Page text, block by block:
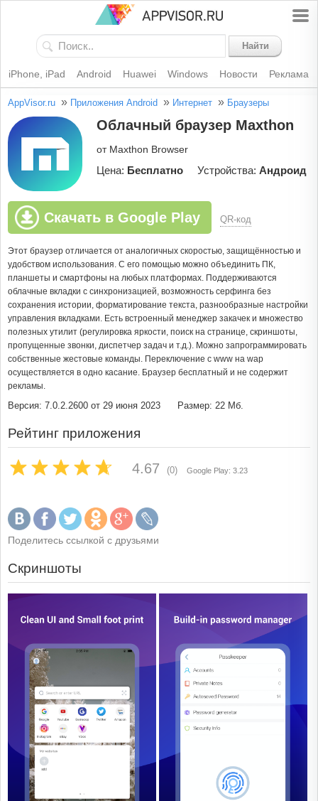
Найти
iPhone, iPad Android Huawei Windows Новости Реклама
AppVisor.ru » Приложения Android » Интернет » Браузеры
Облачный браузер Maxthon
от Maxthon Browser
Цена: Бесплатно Устройства: Андроид
Скачать в Google Play QR-код
Этот браузер отличается от аналогичных скоростью, защищённостью и
удобством использования. С его помощью можно объединить ПК,
планшеты и смартфоны на любых платформах. Поддерживаются
облачные вкладки с синхронизацией, возможность серфинга без
сохранения истории, форматирование текста, разнообразные настройки
управления вкладками. Есть встроенный менеджер закачек и множество
полезных утилит (регулировка яркости, поиск на странице, скриншоты,
пропущенные звонки, диспетчер задач и т.д.). Можно запрограммировать
собственные жестовые команды. Переключение с www на wap
осуществляется в одно касание. Браузер бесплатный и не содержит
рекламы.
Версия: 7.0.2.2600 от 29 июня 2023 Размер: 22 Мб.
Рейтинг приложения
4.67 (0) Google Play: 3.23
Поделитесь ссылкой с друзьями
Скриншоты